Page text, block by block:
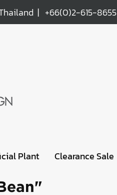
| +66(0)2-615-8655
Plant Clearance Sale